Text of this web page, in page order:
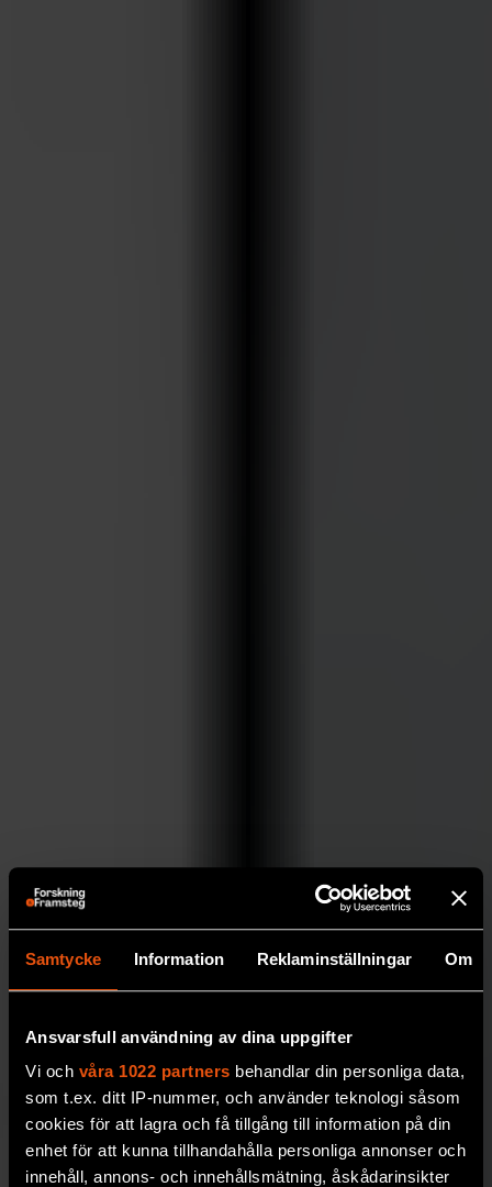
Samtycke Information Reklaminställningar Om
Ansvarsfull användning av dina uppgifter
Vi och våra 1022 partners behandlar din personliga data,
som t.ex. ditt IP-nummer, och använder teknologi såsom
cookies för att lagra och få tillgång till information på din
enhet för att kunna tillhandahålla personliga annonser och
innehåll, annons- och innehållsmätning, åskådarinsikter